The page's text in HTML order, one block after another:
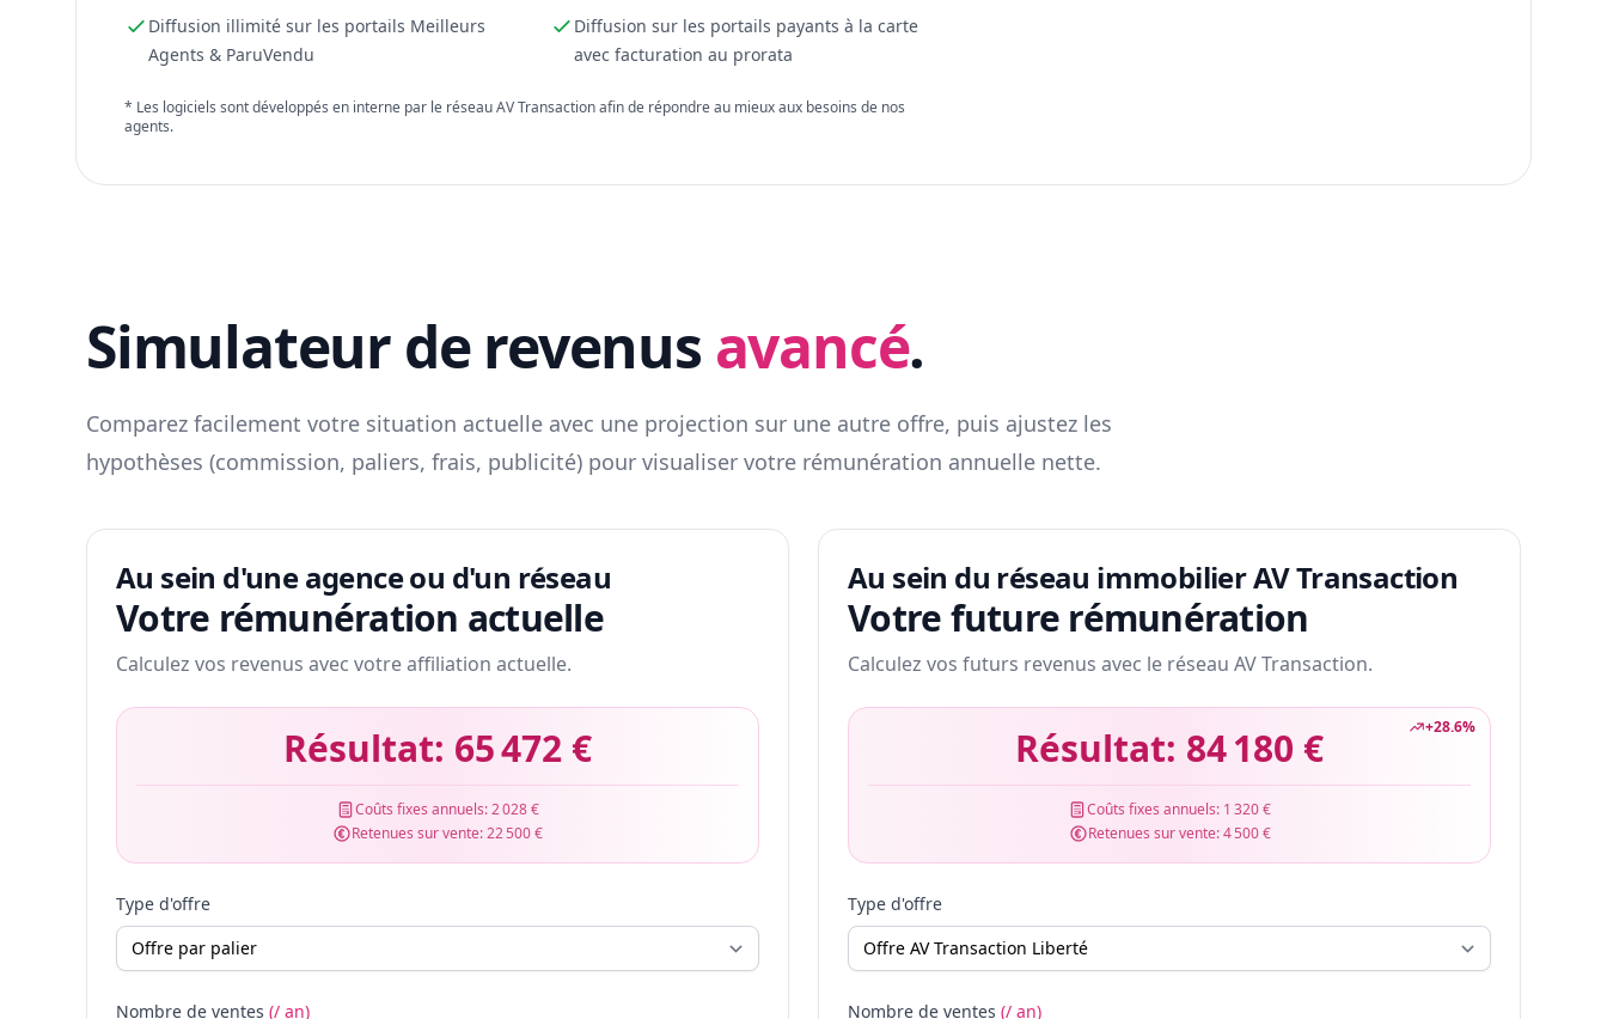
Diffusion illimité sur les portails Meilleurs
Agents & ParuVendu
Diffusion sur les portails payants à la carte
avec facturation au prorata
* Les logiciels sont développés en interne par le réseau AV Transaction afin de répondre au mieux aux besoins de nos
agents.
Simulateur de revenus avancé.
Comparez facilement votre situation actuelle avec une projection sur une autre offre, puis ajustez les
hypothèses (commission, paliers, frais, publicité) pour visualiser votre rémunération annuelle nette.
Au sein d'une agence ou d'un réseau
Votre rémunération actuelle
Calculez vos revenus avec votre affiliation actuelle.
Résultat: 65 472 €
Coûts fixes annuels:2 028 €
Retenues sur vente:22 500 €
Type d'offre
Nombre de ventes (/ an)
Au sein du réseau immobilier AV Transaction
Votre future rémunération
Calculez vos futurs revenus avec le réseau AV Transaction.
+28.6%
Résultat: 84 180 €
Coûts fixes annuels: 1 320 €
Retenues sur vente:4 500 €
Type d'offre
Nombre de ventes (/ an)